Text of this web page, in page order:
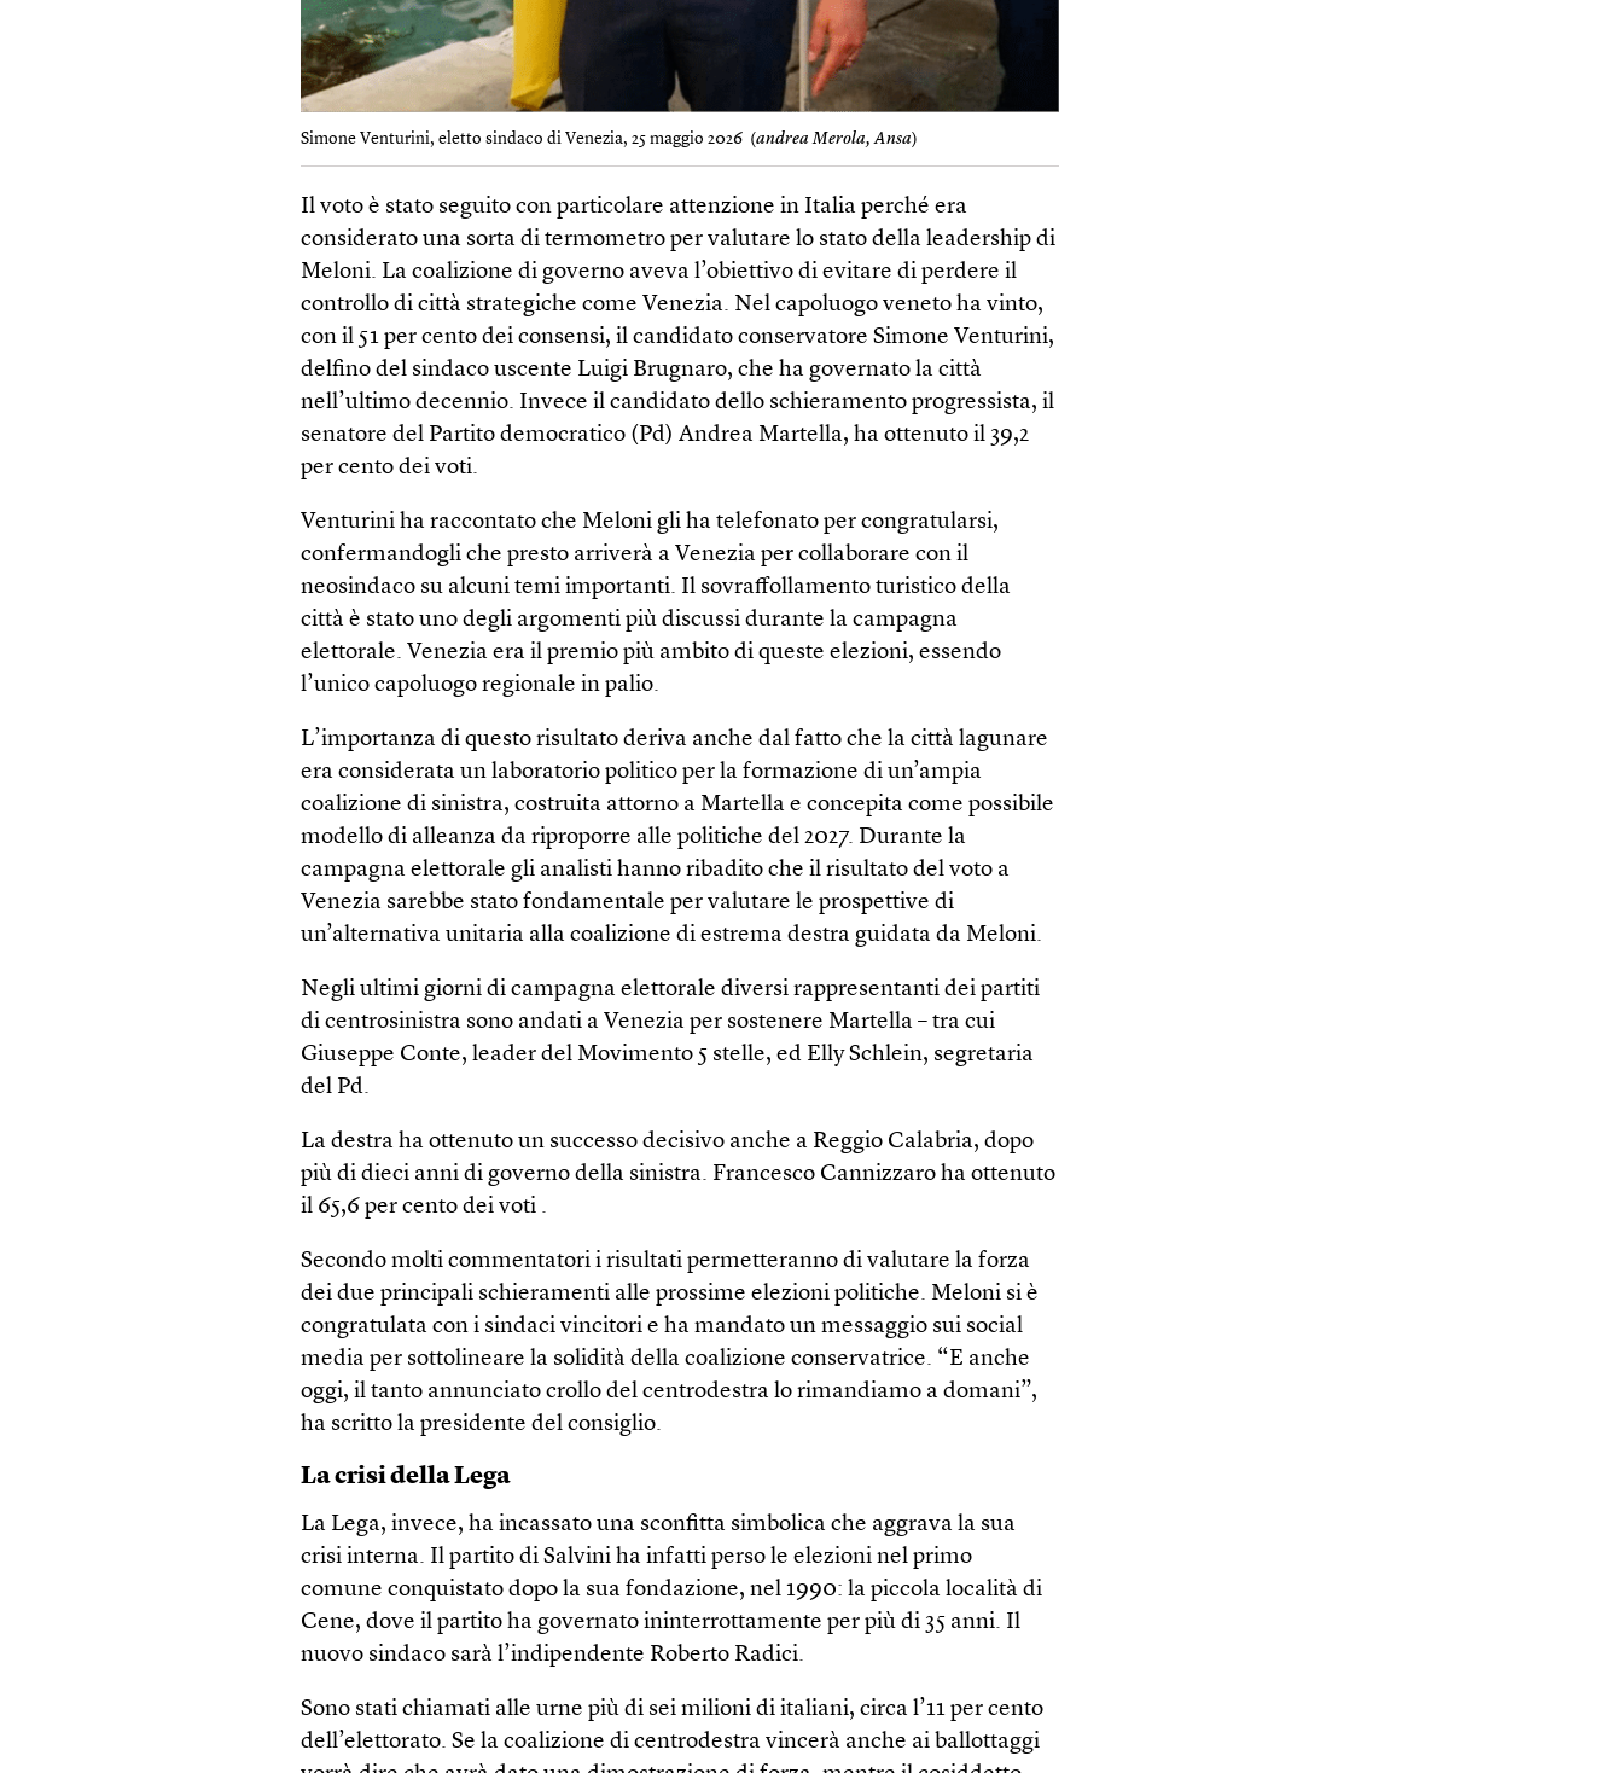
Simone Venturini, eletto sindaco di Venezia, 25 maggio 2026 (andrea Merola, Ansa)
Il voto è stato seguito con particolare attenzione in Italia perché era
considerato una sorta di termometro per valutare lo stato della leadership di
Meloni. La coalizione di governo aveva l’obiettivo di evitare di perdere il
controllo di città strategiche come Venezia. Nel capoluogo veneto ha vinto,
con il 51 per cento dei consensi, il candidato conservatore Simone Venturini,
delfino del sindaco uscente Luigi Brugnaro, che ha governato la città
nell’ultimo decennio. Invece il candidato dello schieramento progressista, il
senatore del Partito democratico (Pd) Andrea Martella, ha ottenuto il 39,2
per cento dei voti.
Venturini ha raccontato che Meloni gli ha telefonato per congratularsi,
confermandogli che presto arriverà a Venezia per collaborare con il
neosindaco su alcuni temi importanti. Il sovraffollamento turistico della
città è stato uno degli argomenti più discussi durante la campagna
elettorale. Venezia era il premio più ambito di queste elezioni, essendo
l’unico capoluogo regionale in palio.
L’importanza di questo risultato deriva anche dal fatto che la città lagunare
era considerata un laboratorio politico per la formazione di un’ampia
coalizione di sinistra, costruita attorno a Martella e concepita come possibile
modello di alleanza da riproporre alle politiche del 2027. Durante la
campagna elettorale gli analisti hanno ribadito che il risultato del voto a
Venezia sarebbe stato fondamentale per valutare le prospettive di
un’alternativa unitaria alla coalizione di estrema destra guidata da Meloni.
Negli ultimi giorni di campagna elettorale diversi rappresentanti dei partiti
di centrosinistra sono andati a Venezia per sostenere Martella – tra cui
Giuseppe Conte, leader del Movimento 5 stelle, ed Elly Schlein, segretaria
del Pd.
La destra ha ottenuto un successo decisivo anche a Reggio Calabria, dopo
più di dieci anni di governo della sinistra. Francesco Cannizzaro ha ottenuto
il 65,6 per cento dei voti .
Secondo molti commentatori i risultati permetteranno di valutare la forza
dei due principali schieramenti alle prossime elezioni politiche. Meloni si è
congratulata con i sindaci vincitori e ha mandato un messaggio sui social
media per sottolineare la solidità della coalizione conservatrice. “E anche
oggi, il tanto annunciato crollo del centrodestra lo rimandiamo a domani”,
ha scritto la presidente del consiglio.
La crisi della Lega
La Lega, invece, ha incassato una sconfitta simbolica che aggrava la sua
crisi interna. Il partito di Salvini ha infatti perso le elezioni nel primo
comune conquistato dopo la sua fondazione, nel 1990: la piccola località di
Cene, dove il partito ha governato ininterrottamente per più di 35 anni. Il
nuovo sindaco sarà l’indipendente Roberto Radici.
Sono stati chiamati alle urne più di sei milioni di italiani, circa l’11 per cento
dell’elettorato. Se la coalizione di centrodestra vincerà anche ai ballottaggi